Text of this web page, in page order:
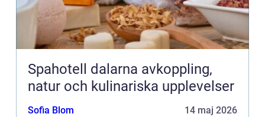
Spahotell dalarna avkoppling,
natur och kulinariska upplevelser
Sofia Blom 14 maj 2026